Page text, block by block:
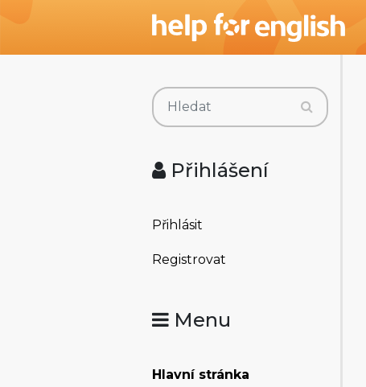
Přihlášení
Přihlásit
Registrovat
Menu
Hlavní stránka